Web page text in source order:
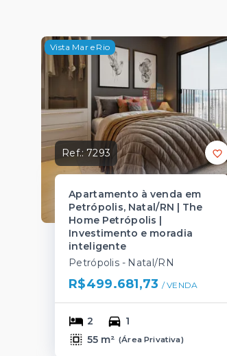
Vista Mar e Rio
Ref.: 7293
Apartamento à venda em
Petrópolis, Natal/RN | The
Home Petrópolis |
Investimento e moradia
inteligente
Petrópolis - Natal/RN
R$499.681,73 / VENDA
2
1
55 m² (Área Privativa)